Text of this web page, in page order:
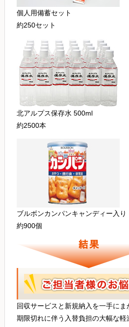
個人用備蓄セット
約250セット
北アルプス保存水 500ml
約2500本
ブルボンカンパンキャンディー入り
約900個
回収サービスと新規納入を一手にま
期限切れに伴う入替負担の大幅な軽